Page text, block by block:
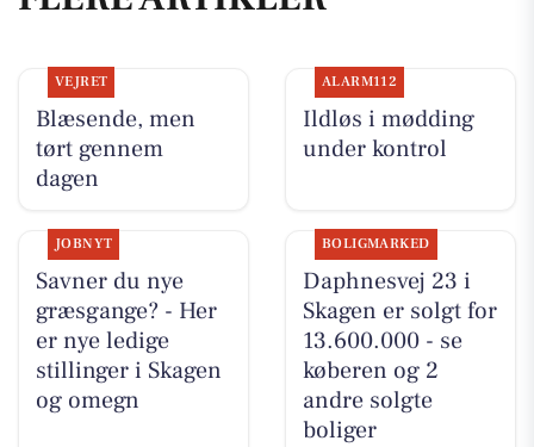
VEJRET
Blæsende, men
tørt gennem
dagen
ALARM112
Ildløs i mødding
under kontrol
JOBNYT
Savner du nye
græsgange? - Her
er nye ledige
stillinger i Skagen
og omegn
BOLIGMARKED
Daphnesvej 23 i
Skagen er solgt for
13.600.000 - se
køberen og 2
andre solgte
boliger